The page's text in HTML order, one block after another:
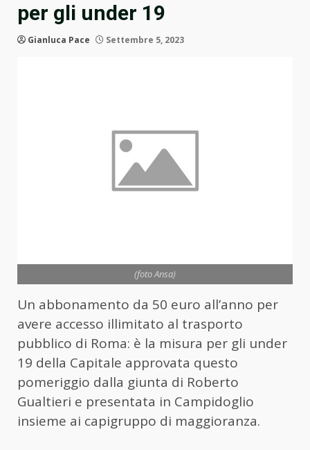
per gli under 19
Gianluca Pace Settembre 5, 2023
(foto Ansa)
Un abbonamento da 50 euro all’anno per
avere accesso illimitato al trasporto
pubblico di Roma: è la misura per gli under
19 della Capitale approvata questo
pomeriggio dalla giunta di Roberto
Gualtieri e presentata in Campidoglio
insieme ai capigruppo di maggioranza.